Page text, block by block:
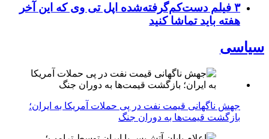
۳ فیلم دست‌کم‌گرفته‌شده اپل تی وی که این آخر
هفته باید تماشا کنید
سیاسی
جهش ناگهانی قیمت نفت در پی حملات آمریکا به ایران؛
بازگشت قیمت‌ها به دوران جنگ